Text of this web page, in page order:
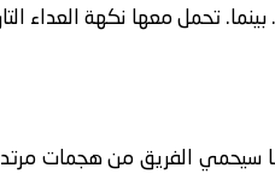
تحمل معها نكهة العداء
سيحمي الفريق من هجمات